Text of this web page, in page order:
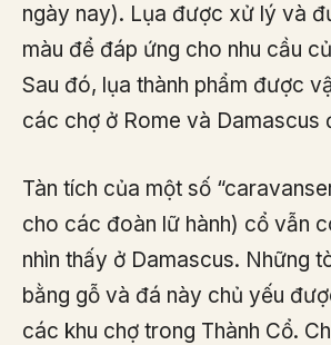
ngày nay). Lụa được xử lý và
màu để đáp ứng cho nhu cầu
Sau đó, lụa thành phẩm được
các chợ ở Rome và Damascus
Tàn tích của một số
cho các đoàn lữ hành) cổ vẫn
nhìn thấy ở Damascus. Những
bằng gỗ và đá này chủ yếu
các khu chợ trong Thành Cổ.